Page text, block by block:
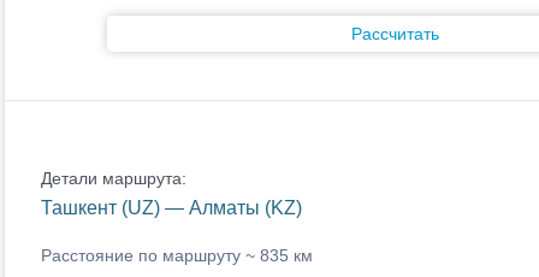
Рассчитать
Детали маршрута:
Ташкент (UZ) — Алматы (KZ)
Расстояние по маршруту ~ 835 км